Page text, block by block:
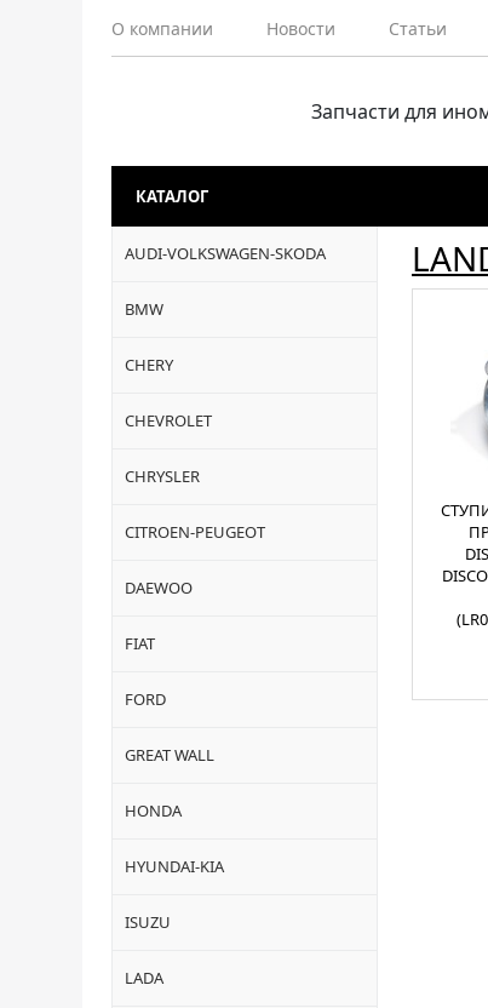
О компании Новости Статьи
Запчасти для
КАТАЛОГ
AUDI-VOLKSWAGEN-SKODA
BMW
CHERY
CHEVROLET
CHRYSLER
CITROEN-PEUGEOT
DAEWOO
FIAT
FORD
GREAT WALL
HONDA
HYUNDAI-KIA
ISUZU
LADA